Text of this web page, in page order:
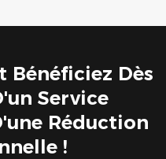
Bénéficiez Dès
Service
Réduction
!